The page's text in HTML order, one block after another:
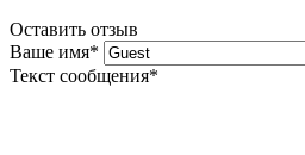
Оставить отзыв
Ваше имя*
Текст сообщения*